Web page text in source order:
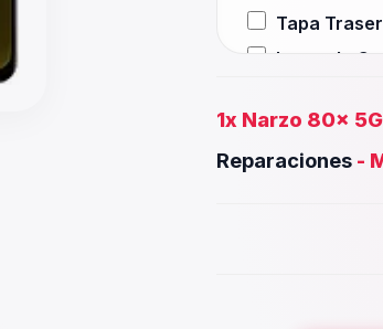
Tapa
Lente de
Wifi – Señal
Camara
1x Narzo 80x 5G
Reparaciones-